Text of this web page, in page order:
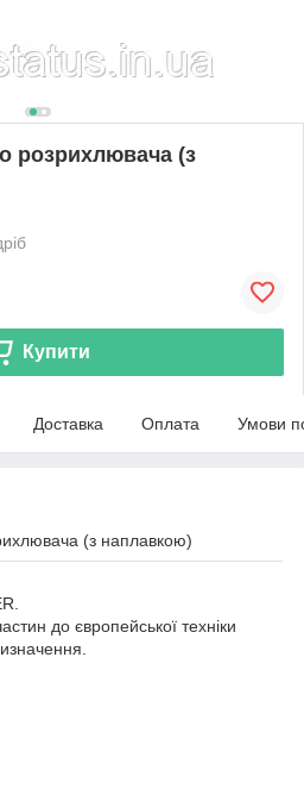
розрихлювача (з
Купити
Доставка Оплата Умови
(з наплавкою)
до європейської техніки